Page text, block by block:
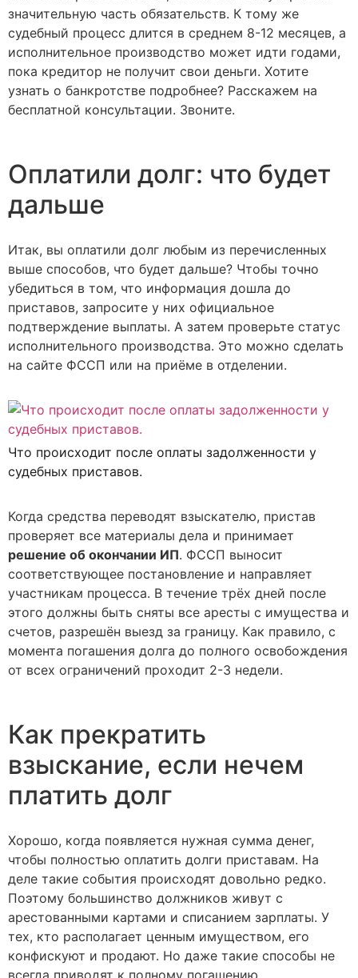
значительную часть обязательств. К тому же
судебный процесс длится в среднем 8-12 месяцев, а
исполнительное производство может идти годами,
пока кредитор не получит свои деньги. Хотите
узнать о банкротстве подробнее? Расскажем на
бесплатной консультации. Звоните.
Оплатили долг: что будет
дальше
Итак, вы оплатили долг любым из перечисленных
выше способов, что будет дальше? Чтобы точно
убедиться в том, что информация дошла до
приставов, запросите у них официальное
подтверждение выплаты. А затем проверьте статус
исполнительного производства. Это можно сделать
на сайте ФССП или на приёме в отделении.
Что происходит после оплаты задолженности у
судебных приставов.
Когда средства переводят взыскателю, пристав
проверяет все материалы дела и принимает
решение об окончании ИП. ФССП выносит
соответствующее постановление и направляет
участникам процесса. В течение трёх дней после
этого должны быть сняты все аресты с имущества и
счетов, разрешён выезд за границу. Как правило, с
момента погашения долга до полного освобождения
от всех ограничений проходит 2-3 недели.
Как прекратить
взыскание, если нечем
платить долг
Хорошо, когда появляется нужная сумма денег,
чтобы полностью оплатить долги приставам. На
деле такие события происходят довольно редко.
Поэтому большинство должников живут с
арестованными картами и списанием зарплаты. У
тех, кто располагает ценным имуществом, его
конфискуют и продают. Но даже такие способы не